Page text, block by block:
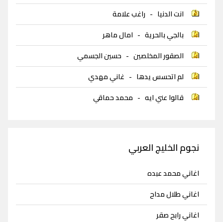
انت الدنيا - راغب علامة
بالجي بالحرية - امال ماهر
الصقور المخلصين - حسين الجسمي
لم اتحسس يدها - غاني مهدي
قالوا عني ايه - محمد حماقي
نجوم الخليج العربي
اغاني محمد عبده
اغاني طلال مداح
اغاني رابح صقر